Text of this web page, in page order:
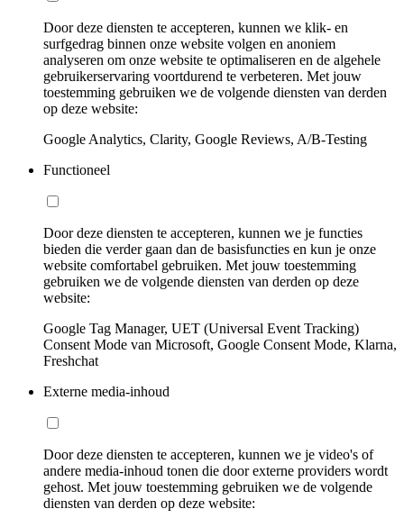
Door deze diensten te accepteren, kunnen we klik- en
surfgedrag binnen onze website volgen en anoniem
analyseren om onze website te optimaliseren en de algehele
gebruikerservaring voortdurend te verbeteren. Met jouw
toestemming gebruiken we de volgende diensten van derden
op deze website:
Google Analytics, Clarity, Google Reviews, A/B-Testing
Functioneel
Door deze diensten te accepteren, kunnen we je functies
bieden die verder gaan dan de basisfuncties en kun je onze
website comfortabel gebruiken. Met jouw toestemming
gebruiken we de volgende diensten van derden op deze
website:
Google Tag Manager, UET (Universal Event Tracking)
Consent Mode van Microsoft, Google Consent Mode, Klarna,
Freshchat
Externe media-inhoud
Door deze diensten te accepteren, kunnen we je video's of
andere media-inhoud tonen die door externe providers wordt
gehost. Met jouw toestemming gebruiken we de volgende
diensten van derden op deze website: